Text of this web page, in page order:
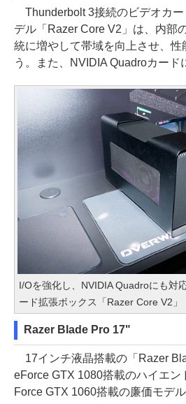
Thunderbolt 3接続のビデオカー
デル「Razer Core V2」は、内部
統に増やして帯域を向上させ、性
う。また、NVIDIA Quadroカード
I/Oを強化し、NVIDIA Quadroにも対
ード拡張ボックス「Razer Core V2」
Razer Blade Pro 17"
17インチ液晶搭載の「Razer
eForce GTX 1080搭載のハイエン
Force GTX 1060搭載の廉価モデ